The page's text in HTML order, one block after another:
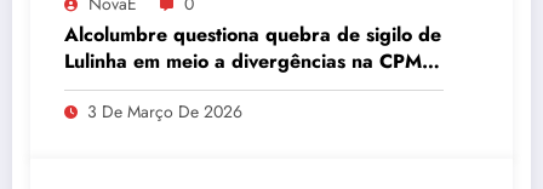
Alcolumbre questiona quebra de sigilo de
Lulinha em meio a divergências na CPMI
do INSS
3 De Março De 2026